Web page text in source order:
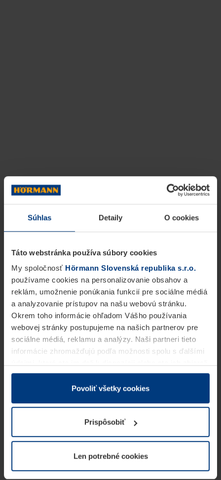
Súhlas Detaily O cookies
Táto webstránka používa súbory cookies
My spoločnosť Hörmann Slovenská republika s.r.o.
používame cookies na personalizovanie obsahov a
reklám, umožnenie ponúkania funkcií pre sociálne médiá
a analyzovanie prístupov na našu webovú stránku.
Okrem toho informácie ohľadom Vášho používania
webovej stránky postupujeme na našich partnerov pre
sociálne médiá, reklamu a analýzy. Naši partneri tieto
informácie zhromažďujú podľa možnosti spolu s ďalšími
v rámci Vášho využívania služieb.
Z právneho hľadiska môžeme cookies ukladať na Vašom
prevádzku tejto stránky. Pre všetky ostatné typy cookie
potrebujeme Vaše povolenie. Vaše povolenie môžete
kedykoľvek zmeniť alebo odvolať vo vysvetlení cookie
našej webovej stránky.
Povoliť všetky cookies
Prispôsobiť
Len potrebné cookies